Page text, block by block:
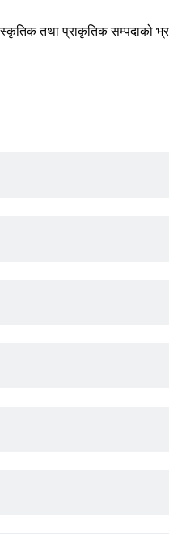
तथा प्राकृतिक सम्पदाको